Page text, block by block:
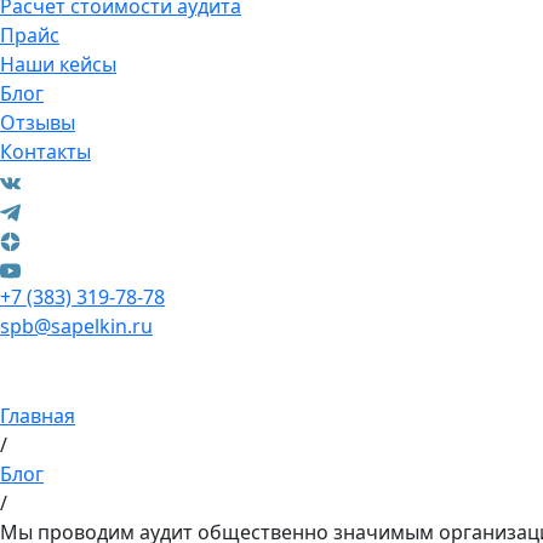
Расчет стоимости аудита
Прайс
Наши кейсы
Блог
Отзывы
Контакты
+7 (383) 319-78-78
spb@sapelkin.ru
Главная
/
Блог
/
Мы проводим аудит общественно значимым